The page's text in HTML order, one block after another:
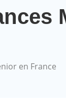
en France